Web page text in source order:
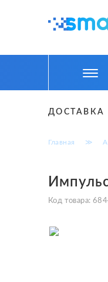
ТОВАРЫ ДЛЯ
ДОСТАВКА
Главная ≫
Код товара: